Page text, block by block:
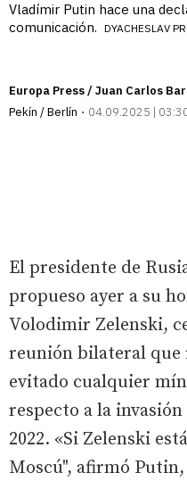
Vladímir Putin hace una
comunicación. DYACHESLAV
Europa Press / Juan Carlos
Pekín / Berlín
04.09.2025 |
El presidente de
propueso ayer a su
Volodimir Zelenski,
reunión bilateral que
evitado cualquier
respecto a la
2022. «Si Zelenski
Moscú", afirmó